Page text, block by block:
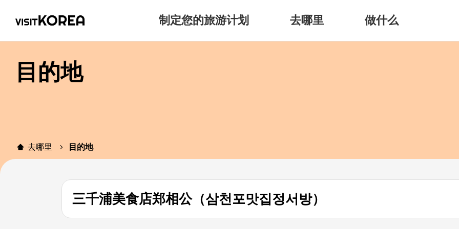
制定您的旅游计划 去哪里 做什么
目的地
去哪里 目的地
三千浦美食店郑相公（삼천포맛집정서방）